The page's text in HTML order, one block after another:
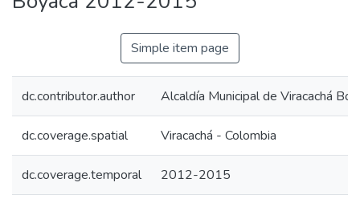
Simple item page
dc.contributor.author Alcaldía Municipal de Viracachá
dc.coverage.spatial Viracachá - Colombia
dc.coverage.temporal 2012-2015